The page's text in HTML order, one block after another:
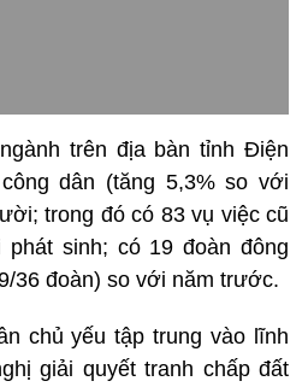
trên địa bàn tỉnh Điện
dân (tăng 5,3% so với
trong đó có 83 vụ việc cũ
sinh; có 19 đoàn đông
36 đoàn) so với năm trước.
chủ yếu tập trung vào lĩnh
giải quyết tranh chấp đất